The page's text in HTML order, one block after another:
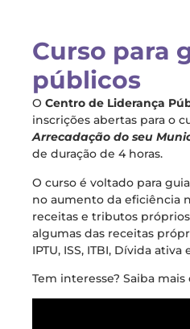
Curso para
públicos
O Centro de Liderança
inscrições abertas para o
Arrecadação do seu
de duração de 4 horas.
O curso é voltado para
no aumento da eficiência
receitas e tributos
algumas das receitas
IPTU, ISS, ITBI, Dívida ativa
Tem interesse? Saiba mais